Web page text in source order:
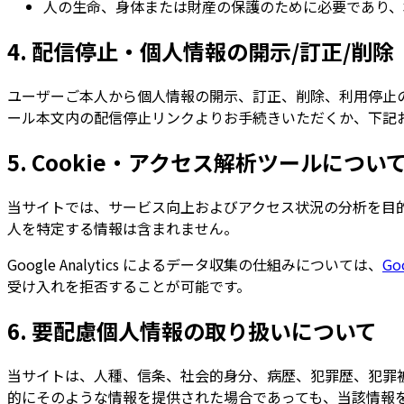
人の生命、身体または財産の保護のために必要であり
4. 配信停止・個人情報の開示/訂正/削除
ユーザーご本人から個人情報の開示、訂正、削除、利用停
ール本文内の配信停止リンクよりお手続きいただくか、下
5. Cookie・アクセス解析ツールについ
当サイトでは、サービス向上およびアクセス状況の分析を
人を特定する情報は含まれません。
Google Analytics によるデータ収集の仕組みについては、
受け入れを拒否することが可能です。
6. 要配慮個人情報の取り扱いについて
当サイトは、人種、信条、社会的身分、病歴、犯罪歴、犯
的にそのような情報を提供された場合であっても、当該情